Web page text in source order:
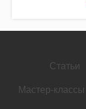
Статьи
Мастер-классы